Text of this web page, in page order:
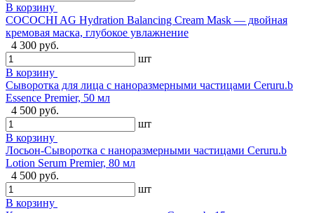
В корзину
COCOCHI AG Hydration Balancing Cream Mask — двойная
кремовая маска, глубокое увлажнение
4 300 руб.
шт
В корзину
Сыворотка для лица с наноразмерными частицами Ceruru.b
Essence Premier, 50 мл
4 500 руб.
шт
В корзину
Лосьон-Сыворотка с наноразмерными частицами Ceruru.b
Lotion Serum Premier, 80 мл
4 500 руб.
шт
В корзину